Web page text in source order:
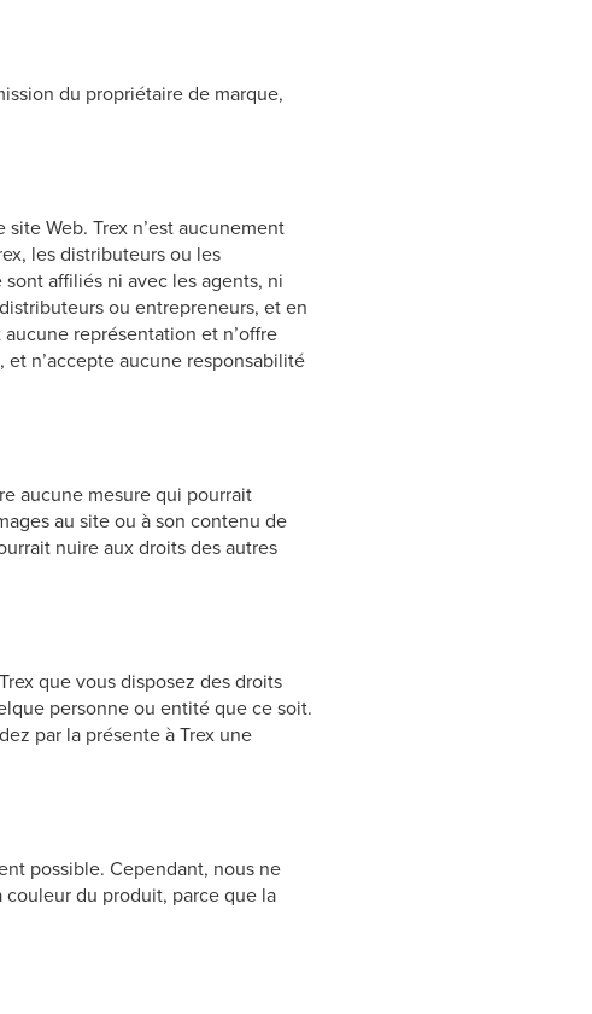
du propriétaire de marque,
Web. Trex n’est aucunement
les distributeurs ou les
affiliés ni avec les agents, ni
ou entrepreneurs, et en
représentation et n’offre
n’accepte aucune responsabilité
aucune mesure qui pourrait
au site ou à son contenu de
nuire aux droits des autres
que vous disposez des droits
personne ou entité que ce soit.
par la présente à Trex une
possible. Cependant, nous ne
du produit, parce que la